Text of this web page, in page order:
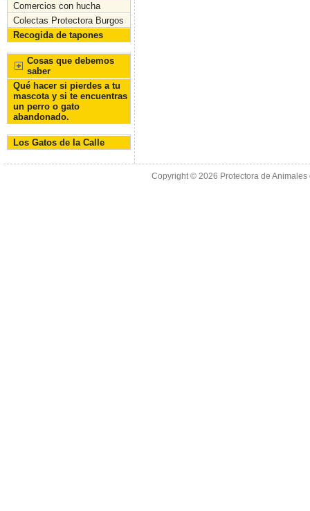
Comercios con hucha
Colectas Protectora Burgos
Recogida de tapones
Cosas que debemos
saber
Qué hacer si pierdes a tu
mascota y si te encuentras
un perro o gato
abandonado.
Los Gatos de la Calle
Copyright © 2026 Protectora de Animales